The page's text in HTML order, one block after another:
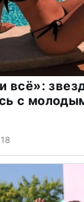
всё»:
с
18